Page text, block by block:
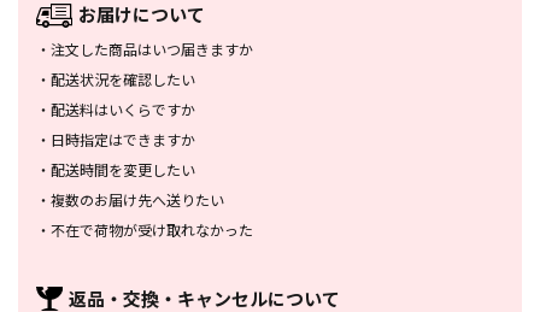
お届けについて
・ 注文した商品はいつ届きますか
・ 配送状況を確認したい
・ 配送料はいくらですか
・ 日時指定はできますか
・ 配送時間を変更したい
・ 複数のお届け先へ送りたい
・ 不在で荷物が受け取れなかった
返品・交換・ キャンセルについて